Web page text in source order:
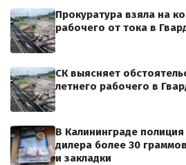
Прокуратура взяла на
рабочего от тока в
СК выясняет
летнего рабочего в
В Калининграде
дилера более 30
и закладки